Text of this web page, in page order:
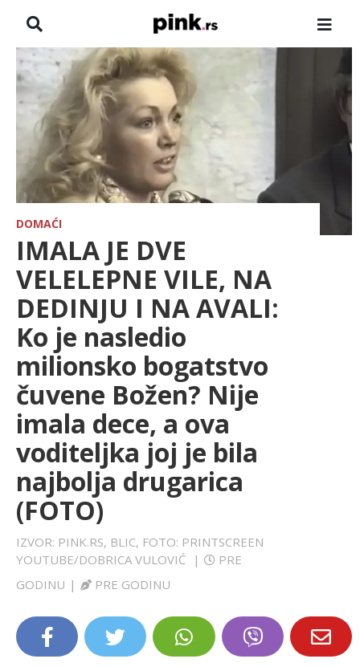
NASLOVNA
VESTI
ZADRUGA
SHOWBIZ
HRONIKA
FARMERI
TV
SPORT
LIFESTYLE
EXTRA
DOMAĆI
IMALA JE DVE
VELELEPNE VILE, NA
DEDINJU I NA AVALI:
Ko je nasledio
milionsko bogatstvo
čuvene Božen? Nije
imala dece, a ova
voditeljka joj je bila
najbolja drugarica
(FOTO)
IZVOR: PINK.RS, BLIC, FOTO: PRINTSCREEN
YOUTUBE/DOBRICA VULOVIĆ
|
PRE
GODINU | PRE GODINU